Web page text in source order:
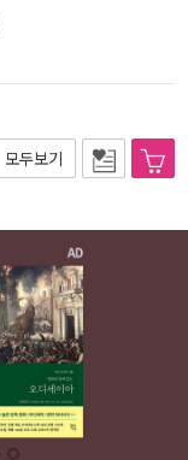
모두보기